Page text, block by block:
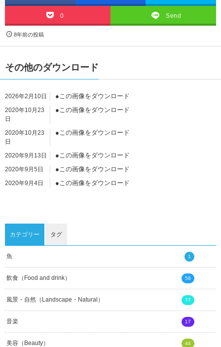
0 Send
8年前の投稿
その他のダウンロード
2026年2月10日 ●この画像をダウンロード
2020年10月23
日
●この画像をダウンロード
2020年10月23
日
●この画像をダウンロード
2020年9月13日 ●この画像をダウンロード
2020年9月5日 ●この画像をダウンロード
2020年9月4日 ●この画像をダウンロード
カテゴリー タグ
魚 1
飲食（Food and drink） 58
風景・自然（Landscape・Natural） 77
音楽 17
美容（Beauty） 44